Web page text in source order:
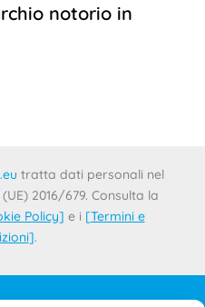
notorio in
tratta dati personali nel
2016/679. Consulta la
Policy] e i [Termini e
].